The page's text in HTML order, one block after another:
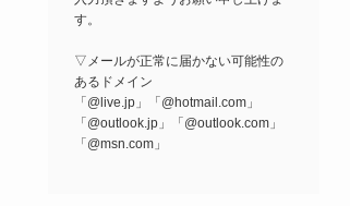
す。
▽メールが正常に届かない可能性の
あるドメイン
「@live.jp」「@hotmail.com」
「@outlook.jp」「@outlook.com」
「@msn.com」